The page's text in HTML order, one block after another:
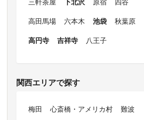
高田馬場
六本木 池袋
秋葉原
高円寺
吉祥寺 八王子
関西エリアで探す
梅田 心斎橋・アメリカ村
難波